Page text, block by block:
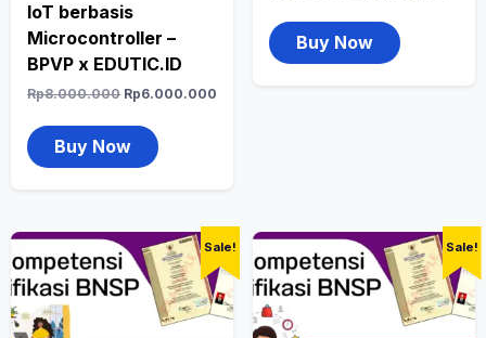
IoT berbasis
Microcontroller –
BPVP x EDUTIC.ID
Rp8.000.000 Rp6.000.000
Buy Now
Buy Now
Sale! Sale!